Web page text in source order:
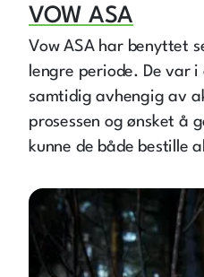
VOW ASA
Vow ASA har benyttet
lengre periode. De var
samtidig avhengig av
prosessen og ønsket å
kunne de både bestille